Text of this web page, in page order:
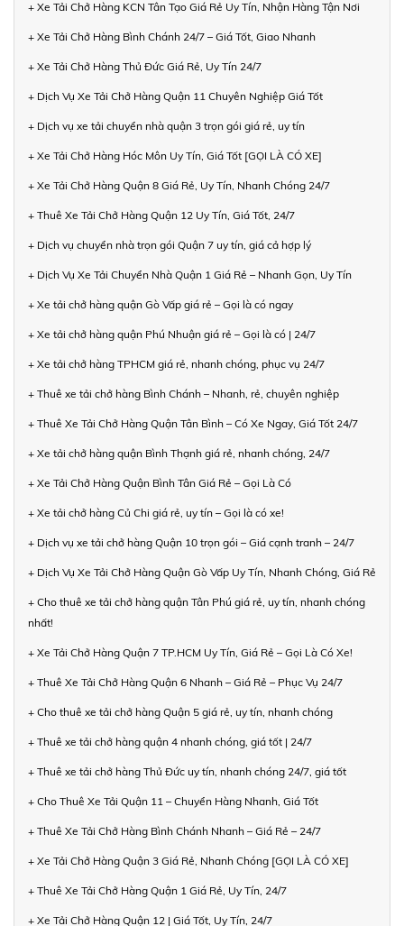
+ Xe Tải Chở Hàng KCN Tân Tạo Giá Rẻ Uy Tín, Nhận Hàng Tận Nơi
+ Xe Tải Chở Hàng Bình Chánh 24/7 – Giá Tốt, Giao Nhanh
+ Xe Tải Chở Hàng Thủ Đức Giá Rẻ, Uy Tín 24/7
+ Dịch Vụ Xe Tải Chở Hàng Quận 11 Chuyên Nghiệp Giá Tốt
+ Dịch vụ xe tải chuyển nhà quận 3 trọn gói giá rẻ, uy tín
+ Xe Tải Chở Hàng Hóc Môn Uy Tín, Giá Tốt [GỌI LÀ CÓ XE]
+ Xe Tải Chở Hàng Quận 8 Giá Rẻ, Uy Tín, Nhanh Chóng 24/7
+ Thuê Xe Tải Chở Hàng Quận 12 Uy Tín, Giá Tốt, 24/7
+ Dịch vụ chuyển nhà trọn gói Quận 7 uy tín, giá cả hợp lý
+ Dịch Vụ Xe Tải Chuyển Nhà Quận 1 Giá Rẻ – Nhanh Gọn, Uy Tín
+ Xe tải chở hàng quận Gò Vấp giá rẻ – Gọi là có ngay
+ Xe tải chở hàng quận Phú Nhuận giá rẻ – Gọi là có | 24/7
+ Xe tải chở hàng TPHCM giá rẻ, nhanh chóng, phục vụ 24/7
+ Thuê xe tải chở hàng Bình Chánh – Nhanh, rẻ, chuyên nghiệp
+ Thuê Xe Tải Chở Hàng Quận Tân Bình – Có Xe Ngay, Giá Tốt 24/7
+ Xe tải chở hàng quận Bình Thạnh giá rẻ, nhanh chóng, 24/7
+ Xe Tải Chở Hàng Quận Bình Tân Giá Rẻ – Gọi Là Có
+ Xe tải chở hàng Củ Chi giá rẻ, uy tín – Gọi là có xe!
+ Dịch vụ xe tải chở hàng Quận 10 trọn gói – Giá cạnh tranh – 24/7
+ Dịch Vụ Xe Tải Chở Hàng Quận Gò Vấp Uy Tín, Nhanh Chóng, Giá Rẻ
+ Cho thuê xe tải chở hàng quận Tân Phú giá rẻ, uy tín, nhanh chóng
nhất!
+ Xe Tải Chở Hàng Quận 7 TP.HCM Uy Tín, Giá Rẻ – Gọi Là Có Xe!
+ Thuê Xe Tải Chở Hàng Quận 6 Nhanh – Giá Rẻ – Phục Vụ 24/7
+ Cho thuê xe tải chở hàng Quận 5 giá rẻ, uy tín, nhanh chóng
+ Thuê xe tải chở hàng quận 4 nhanh chóng, giá tốt | 24/7
+ Thuê xe tải chở hàng Thủ Đức uy tín, nhanh chóng 24/7, giá tốt
+ Cho Thuê Xe Tải Quận 11 – Chuyển Hàng Nhanh, Giá Tốt
+ Thuê Xe Tải Chở Hàng Bình Chánh Nhanh – Giá Rẻ – 24/7
+ Xe Tải Chở Hàng Quận 3 Giá Rẻ, Nhanh Chóng [GỌI LÀ CÓ XE]
+ Thuê Xe Tải Chở Hàng Quận 1 Giá Rẻ, Uy Tín, 24/7
+ Xe Tải Chở Hàng Quận 12 | Giá Tốt, Uy Tín, 24/7